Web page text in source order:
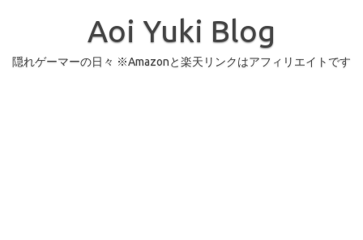
Aoi Yuki Blog
隠れゲーマーの日々 ※Amazonと楽天リンクはアフィリエイトです